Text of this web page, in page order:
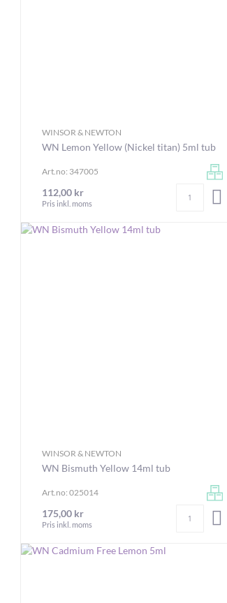
WINSOR & NEWTON
WN Lemon Yellow (Nickel titan) 5ml tub
Art.no: 347005
112,00 kr
Pris inkl. moms
WINSOR & NEWTON
WN Bismuth Yellow 14ml tub
Art.no: 025014
175,00 kr
Pris inkl. moms